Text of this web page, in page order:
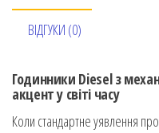
ВІДГУКИ (0)
Годинники Diesel з
акцент у світі часу
Коли стандартне уявлення